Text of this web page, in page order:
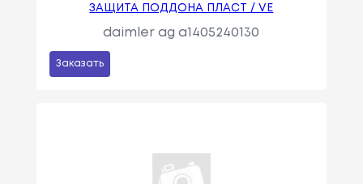
ЗАЩИТА ПОДДОНА ПЛАСТ / VE
daimler ag a1405240130
Заказать